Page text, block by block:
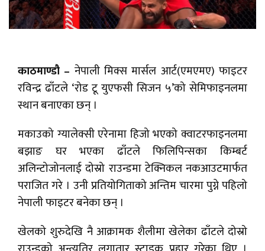
काठमाण्डौ – नेपाली मिक्स मार्सल आर्ट(एमएमए) फाइटर
रविन्द्र ढाँटले ‘रोड टू युएफसी सिजन ५’को सेमिफाइनलमा
स्थान बनाएका छन् ।
मकाउको ग्यालेक्सी एरेनामा हिजो भएको क्वाटरफाइनलमा
बझाङ घर भएका ढाँटले फिलिपिन्सका किम्बर्ट
अलिन्टोजोनलाई दोस्रो राउन्डमा टेक्निकल नकआउटमार्फत
पराजित गरे । उनी प्रतियोगिताको अन्तिम चारमा पुग्ने पहिलो
नेपाली फाइटर बनेका छन् ।
खेलको शुरुदेखि नै आक्रामक शैलीमा खेलेका ढाँटले दोस्रो